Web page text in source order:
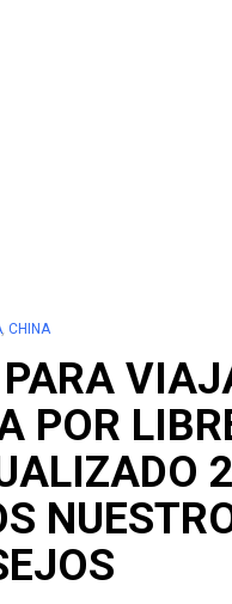
, CHINA
POR